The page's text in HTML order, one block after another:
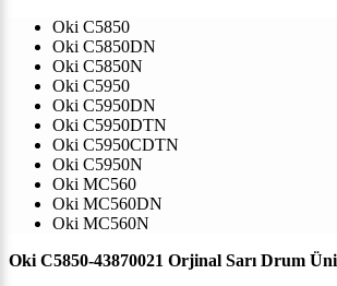
Oki C5850
Oki C5850DN
Oki C5850N
Oki C5950
Oki C5950DN
Oki C5950DTN
Oki C5950CDTN
Oki C5950N
Oki MC560
Oki MC560DN
Oki MC560N
Oki C5850-43870021 Orjinal Sarı Drum